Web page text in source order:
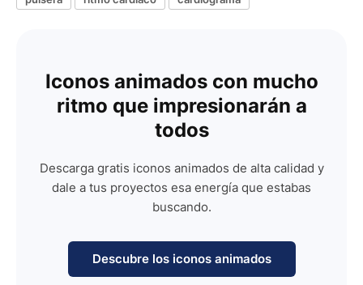
Iconos animados con mucho
ritmo que impresionarán a
todos
Descarga gratis iconos animados de alta calidad y
dale a tus proyectos esa energía que estabas
buscando.
Descubre los iconos animados